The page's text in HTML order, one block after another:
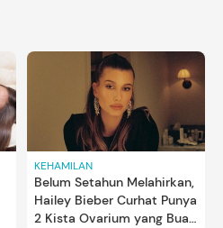
KEHAMILAN
Belum Setahun Melahirkan,
Hailey Bieber Curhat Punya
2 Kista Ovarium yang Buat